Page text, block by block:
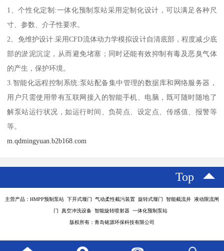
1、个性化定制:一体化预制泵站采用定制化设计，可以满足各种尺
寸、参数、介子性要求。
2、免维护设计:采用CFD流体动力学模拟设计自清底部，程度减少底
部的淤泥沉淀，从而避免堵塞；同时还能有效抑制有毒及恶臭气体
的产生，保护环境。
3.智能化远程控制系统:泵站配备集中管理的数据库和网络服务器，
用户只需使用带有互联网接入的智能手机、电脑，既可随时随地了
解泵站运行状况，如运行时间、负荷点、设定点、传感值、报警等
等。
m.qdmingyuan.b2b168.com
Top
主营产品：HMPP预制泵站 下开式堰门 气动柔性截污装置 旋转式堰门 智能截流井 液动限流闸
门 真空冲洗设备 智能旋转喷射器 一体化预制泵站
版权所有：青岛铭源环保科技有限公司